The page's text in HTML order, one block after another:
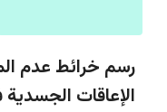
رسم خرائط عدم
الإعاقات الجسدية